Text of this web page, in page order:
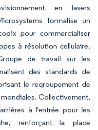
en lasers
formalise un
pour commercialiser
à résolution cellulaire.
de travail sur les
des standards de
le regroupement de
Collectivement,
à l'entrée pour les
renforçant la place